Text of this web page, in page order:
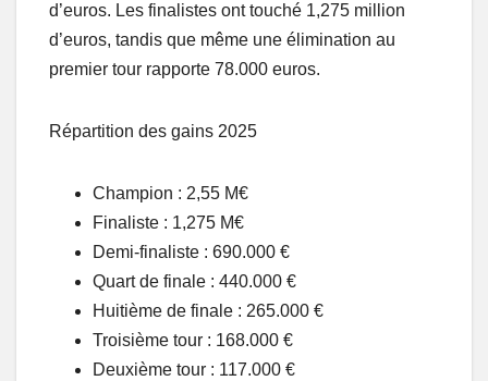
d’euros. Les finalistes ont touché 1,275 million
d’euros, tandis que même une élimination au
premier tour rapporte 78.000 euros.
Répartition des gains 2025
Champion : 2,55 M€
Finaliste : 1,275 M€
Demi-finaliste : 690.000 €
Quart de finale : 440.000 €
Huitième de finale : 265.000 €
Troisième tour : 168.000 €
Deuxième tour : 117.000 €